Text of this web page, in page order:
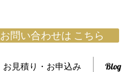
お問い合わせは こちら
お見積り・お申込み Blog